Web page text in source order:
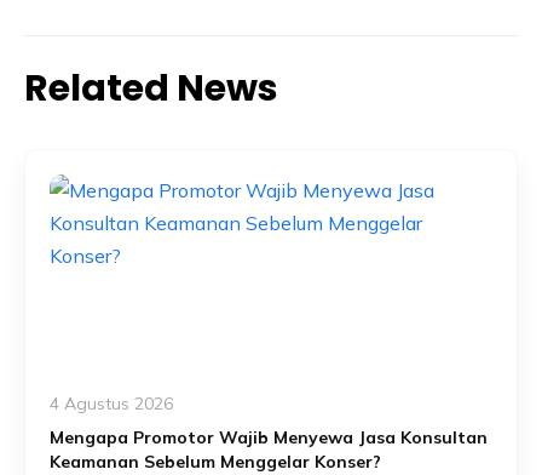
Related News
4 Agustus 2026
Mengapa Promotor Wajib Menyewa Jasa Konsultan
Keamanan Sebelum Menggelar Konser?